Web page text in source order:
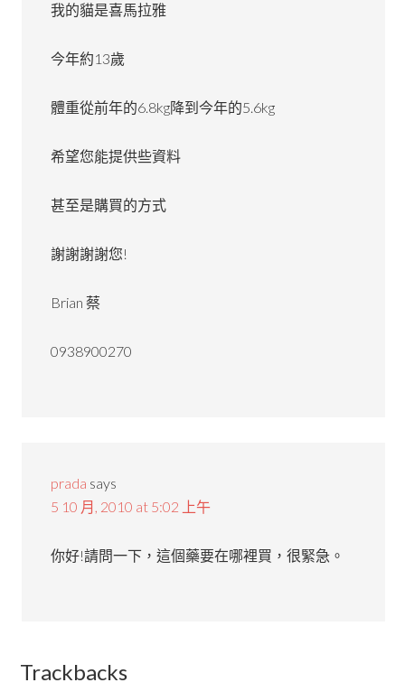
我的貓是喜馬拉雅
今年約13歲
體重從前年的6.8kg降到今年的5.6kg
希望您能提供些資料
甚至是購買的方式
謝謝謝謝您!
Brian 蔡
0938900270
prada says
5 10 月, 2010 at 5:02 上午
你好!請問一下，這個藥要在哪裡買，很緊急。
Trackbacks